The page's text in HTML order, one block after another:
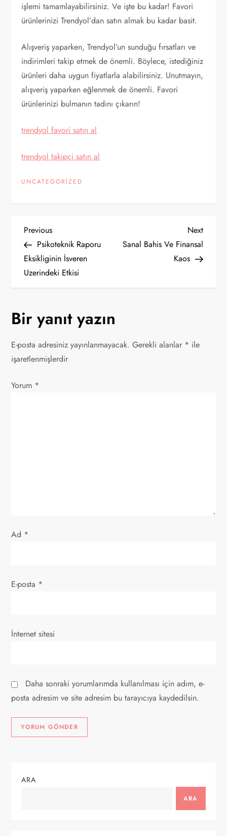
işlemi tamamlayabilirsiniz. Ve işte bu kadar! Favori
ürünlerinizi Trendyol’dan satın almak bu kadar basit.
Alışveriş yaparken, Trendyol’un sunduğu fırsatları ve
indirimleri takip etmek de önemli. Böylece, istediğiniz
ürünleri daha uygun fiyatlarla alabilirsiniz. Unutmayın,
alışveriş yaparken eğlenmek de önemli. Favori
ürünlerinizi bulmanın tadını çıkarın!
trendyol favori satın al
trendyol takipçi satın al
UNCATEGORIZED
Y
a
z
ı
g
e
z
Previous
Post
Previous
Psikoteknik Raporu
Eksikliginin İsveren
Uzerindeki Etkisi
Next
Post
Next
Sanal Bahis Ve Finansal
Kaos
Bir yanıt yazın
E-posta adresiniz yayınlanmayacak. Gerekli alanlar * ile
işaretlenmişlerdir
Yorum *
Ad *
E-posta *
İnternet sitesi
Daha sonraki yorumlarımda kullanılması için adım, e-
posta adresim ve site adresim bu tarayıcıya kaydedilsin.
ARA
ARA